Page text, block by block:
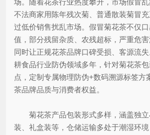
场。随着花茶行业热度攀升，市场假冒
不法商家用陈年残次菊、普通散装菊冒
过低价销售扰乱市场。假冒菊花茶不仅
值，部分残留杂质、农残超标，严重危害
同时让正规花茶品牌口碑受损、客源流失
耕食品行业防伪领域多年，针对菊花茶
点，定制专属物理防伪+数码溯源标签方
茶品牌品质与消费者权益。
菊花茶产品包装形式多样，涵盖独立
装、礼盒装等，仓储运输多处于潮湿环